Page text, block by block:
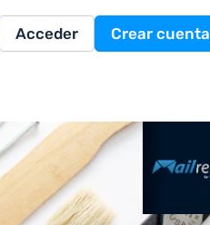
Acceder Crear cuenta